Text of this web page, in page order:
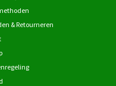
& Retourneren